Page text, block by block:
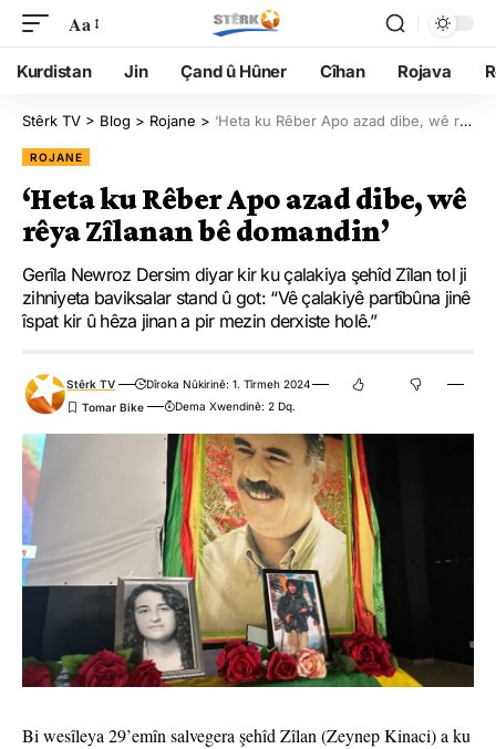
Aa
Kurdistan Jin Çand û Hûner Cîhan Rojava
Stêrk TV > Blog > Rojane > ‘Heta ku Rêber Apo azad dibe, wê rêya Zîlanan bê domandin’
ROJANE
‘Heta ku Rêber Apo azad dibe, wê
rêya Zîlanan bê domandin’
Gerîla Newroz Dersim diyar kir ku çalakiya şehîd Zîlan tol ji
zihniyeta baviksalar stand û got: “Vê çalakiyê partîbûna jinê
îspat kir û hêza jinan a pir mezin derxiste holê.”
Stêrk TV
Dîroka Nûkirinê: 1. Tîrmeh 2024
Dema Xwendinê: 2 Dq.
Bi wesîleya 29’emîn salvegera şehîd Zîlan (Zeynep Kinaci) a ku